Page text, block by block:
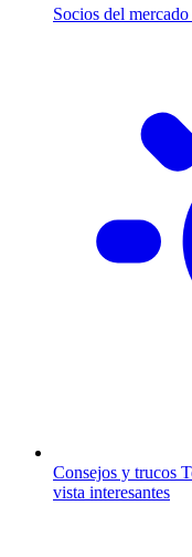
Socios del mercado
Consejos y trucos
vista interesantes